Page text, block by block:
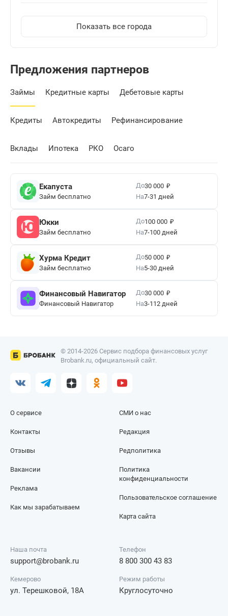
Показать все города
Предложения партнеров
Займы Кредитные карты Дебетовые карты
Кредиты Автокредиты Рефинансирование
Вклады Ипотека РКО Осаго
Екапуста
Займ бесплатно
До30 000 ₽
На7-31 дней
Юкки
Займ бесплатно
До100 000 ₽
На7-100 дней
Хурма Кредит
Займ бесплатно
До50 000 ₽
На5-30 дней
Финансовый Навигатор
Финансовый Навигатор
До30 000 ₽
На3-112 дней
© 2014-2026 Сервис подбора финансовых услуг
Brobank.ru, официальный сайт.
О сервисе
Контакты
Отзывы
СМИ о нас
Редакция
Редполитика
Вакансии
Реклама
Как мы зарабатываем
Политика
конфиденциальности
Пользовательское соглашение
Карта сайта
Наша почта
support@brobank.ru
Телефон
8 800 300 43 83
Кемерово
ул. Терешковой, 18А
Режим работы
Круглосуточно